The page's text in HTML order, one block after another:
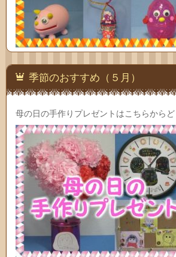
季節のおすすめ（５月）
母の日の手作りプレゼントはこちらから